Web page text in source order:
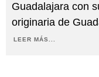
Guadalajara con
originaria de
LEER MÁS...